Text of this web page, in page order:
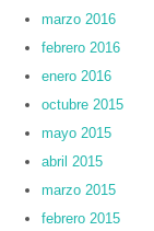
marzo 2016
febrero 2016
enero 2016
octubre 2015
mayo 2015
abril 2015
marzo 2015
febrero 2015